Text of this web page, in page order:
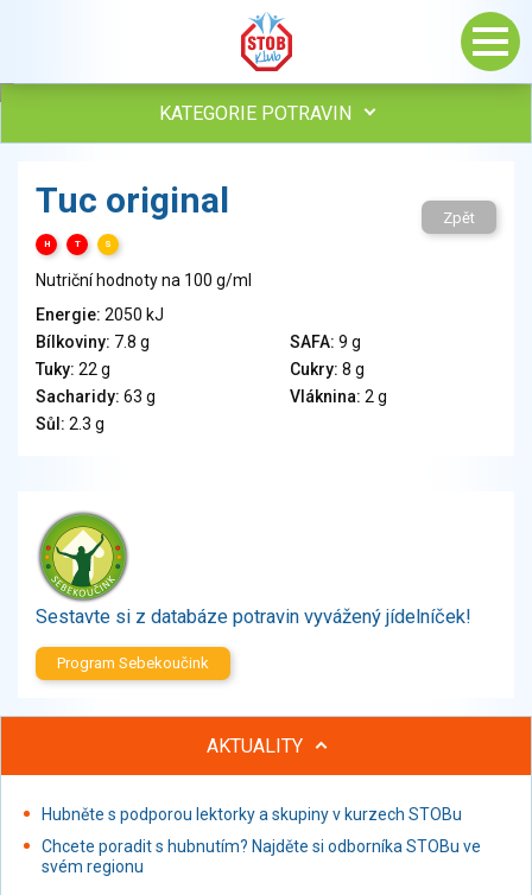
KATEGORIE POTRAVIN
Vejce
Mléko
Veganské a vegetariánské výrobky
Tuky
Obiloviny, mouka, cereální výrobky
Chléb, pečivo, křehké chleby, pufované výrobky
Ořechy, semena
Zelenina
Brambory, luštěniny, houby
Sladkosti, slané výrobky
Ochucovadla, přísady, sladidla
Proteinové výrobky, doplňky stravy
Nápoje alkoholické
Restaurace, jídelny, hotová jídla
Fastfood
Tuc original
H T S
Zpět
Nutriční hodnoty na 100 g/ml
Energie: 2050 kJ
Bílkoviny: 7.8 g SAFA: 9 g
Tuky: 22 g Cukry: 8 g
Sacharidy: 63 g Vláknina: 2 g
Sůl: 2.3 g
Sestavte si z databáze potravin vyvážený jídelníček!
Program Sebekoučink
AKTUALITY
Hubněte s podporou lektorky a skupiny v kurzech STOBu
Chcete poradit s hubnutím? Najděte si odborníka STOBu ve
svém regionu